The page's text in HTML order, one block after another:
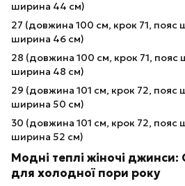
ширина 44 см)
27 (довжина 100 см, крок 71,
ширина 46 см)
28 (довжина 100 см, крок 71,
ширина 48 см)
29 (довжина 101 см, крок 72, пояс
ширина 50 см)
30 (довжина 101 см, крок 72,
ширина 52 см)
Модні теплі жіночі
для холодної пори року